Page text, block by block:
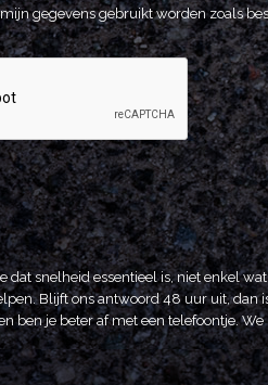
gegevens gebruikt worden zoals
dat snelheid essentieel is, niet enkel
Blijft ons antwoord 48 uur uit, dan
ben je beter af met een telefoontje.